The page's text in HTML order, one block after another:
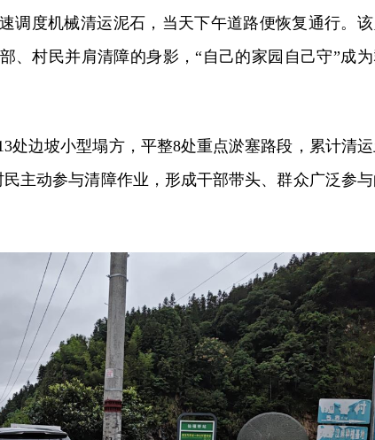
调度机械清运泥石，当天下午道路便恢复通行。
、村民并肩清障的身影，“自己的家园自己守”成
处边坡小型塌方，平整8处重点淤塞路段，累计清
主动参与清障作业，形成干部带头、群众广泛参